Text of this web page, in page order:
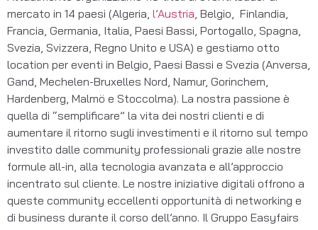
mercato in 14 paesi (Algeria, l’Austria , Belgio, Finlandia,
Francia, Germania, Italia, Paesi Bassi, Portogallo, Spagna,
Svezia, Svizzera, Regno Unito e USA) e gestiamo otto
location per eventi in Belgio, Paesi Bassi e Svezia (Anversa,
Gand, Mechelen-Bruxelles Nord, Namur, Gorinchem,
Hardenberg, Malmö e Stoccolma). La nostra passione è
quella di “semplificare” la vita dei nostri clienti e di
aumentare il ritorno sugli investimenti e il ritorno sul tempo
investito dalle community professionali grazie alle nostre
formule all-in, alla tecnologia avanzata e all’approccio
incentrato sul cliente. Le nostre iniziative digitali offrono a
queste community eccellenti opportunità di networking e
di business durante il corso dell’anno. Il Gruppo Easyfairs